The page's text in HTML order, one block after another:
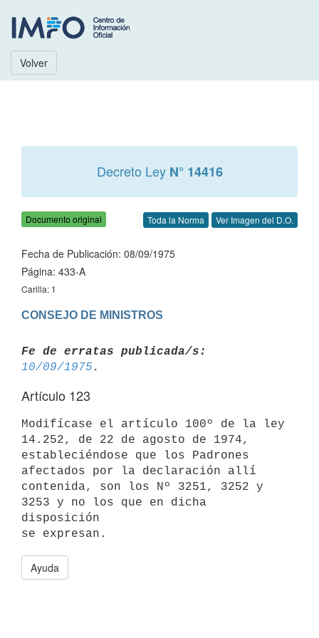
Volver
Decreto Ley N° 14416
Documento original Toda la Norma Ver Imagen del D.O.
Fecha de Publicación: 08/09/1975
Página: 433-A
Carilla: 1
CONSEJO DE MINISTROS
Fe de erratas publicada/s:
10/09/1975
Artículo 123
Modifícase el artículo 100º de la ley
14.252, de 22 de agosto de 1974,
estableciéndose que los Padrones
afectados por la declaración allí
contenida, son los Nº 3251, 3252 y
3253 y no los que en dicha
disposición
Ayuda